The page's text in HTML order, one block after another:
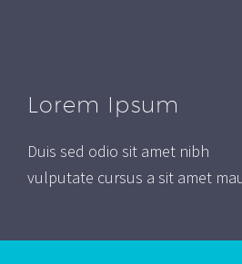
Lorem Ipsum
Duis sed odio sit amet nibh
vulputate cursus a sit amet